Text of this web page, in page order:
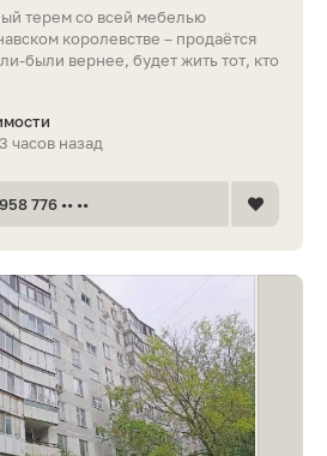
терем со всей мебелью
королевстве – продаётся
были вернее, будет жить тот, кто
часов назад
776 •• ••